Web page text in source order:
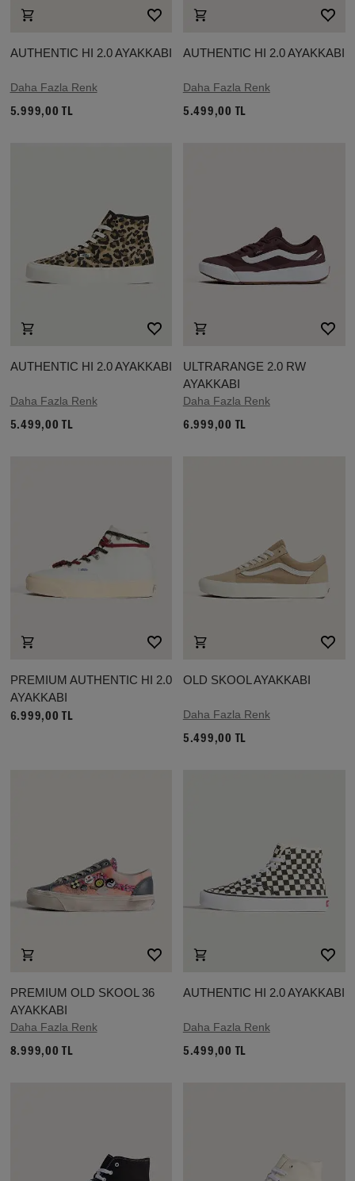
AUTHENTIC HI 2.0 AYAKKABI
Daha Fazla Renk
5.999,00 TL
AUTHENTIC HI 2.0 AYAKKABI
Daha Fazla Renk
5.499,00 TL
AUTHENTIC HI 2.0 AYAKKABI
Daha Fazla Renk
5.499,00 TL
ULTRARANGE 2.0 RW
AYAKKABI
Daha Fazla Renk
6.999,00 TL
PREMIUM AUTHENTIC HI 2.0
AYAKKABI
6.999,00 TL
OLD SKOOL AYAKKABI
Daha Fazla Renk
5.499,00 TL
PREMIUM OLD SKOOL 36
AYAKKABI
Daha Fazla Renk
8.999,00 TL
AUTHENTIC HI 2.0 AYAKKABI
Daha Fazla Renk
5.499,00 TL